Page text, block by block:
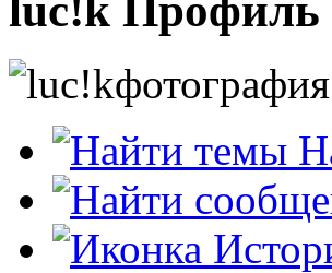
luc!k Профиль